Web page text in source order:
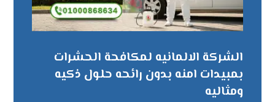
الشركة الالمانيه لمكافحة الحشرات
بمبيدات امنه بدون رائحه حلول ذكيه
ومثاليه